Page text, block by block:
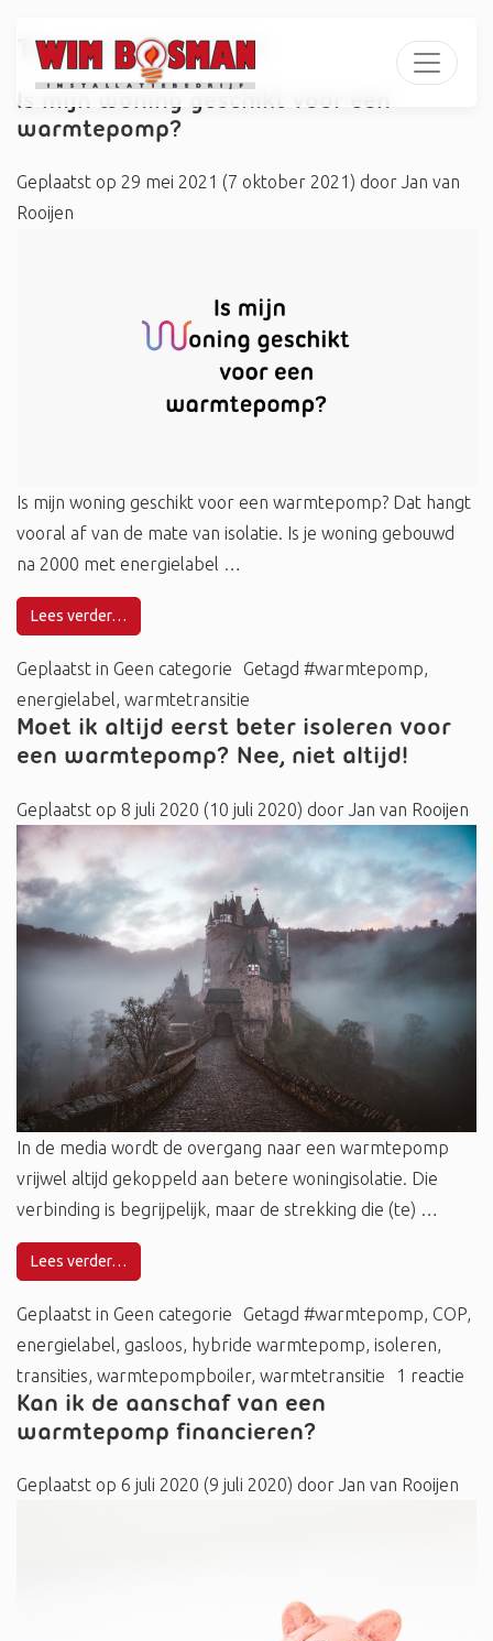
Tag:energielabel
Is mijn woning geschikt voor een
warmtepomp?
Geplaatst op 29 mei 2021 (7 oktober 2021) door Jan van
Rooijen
Is mijn woning geschikt voor een warmtepomp? Dat hangt
vooral af van de mate van isolatie. Is je woning gebouwd
na 2000 met energielabel …
Lees verder…
Geplaatst in Geen categorie Getagd #warmtepomp,
energielabel, warmtetransitie
Moet ik altijd eerst beter isoleren voor
een warmtepomp? Nee, niet altijd!
Geplaatst op 8 juli 2020 (10 juli 2020) door Jan van Rooijen
In de media wordt de overgang naar een warmtepomp
vrijwel altijd gekoppeld aan betere woningisolatie. Die
verbinding is begrijpelijk, maar de strekking die (te) …
Lees verder…
Geplaatst in Geen categorie Getagd #warmtepomp, COP,
energielabel, gasloos, hybride warmtepomp, isoleren,
transities, warmtepompboiler, warmtetransitie 1 reactie
Kan ik de aanschaf van een
warmtepomp financieren?
Geplaatst op 6 juli 2020 (9 juli 2020) door Jan van Rooijen